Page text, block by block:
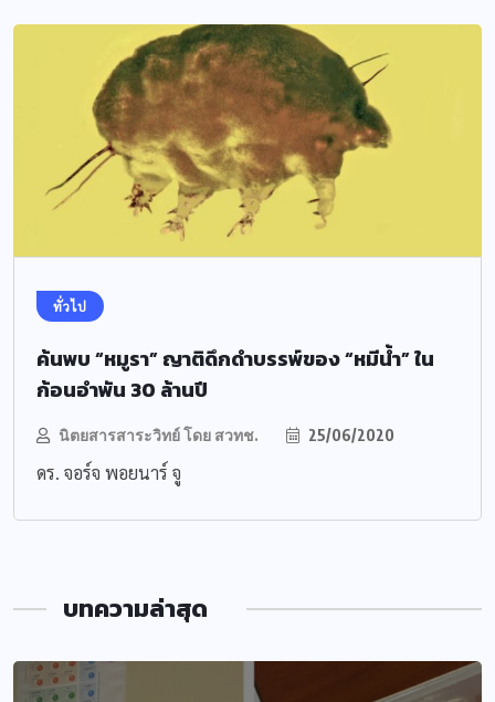
ทั่วไป
ค้นพบ “หมูรา” ญาติดึกดำบรรพ์ของ “หมีน้ำ” ใน
ก้อนอำพัน 30 ล้านปี
นิตยสารสาระวิทย์ โดย สวทช. 25/06/2020
ดร. จอร์จ พอยนาร์ จู
บทความล่าสุด